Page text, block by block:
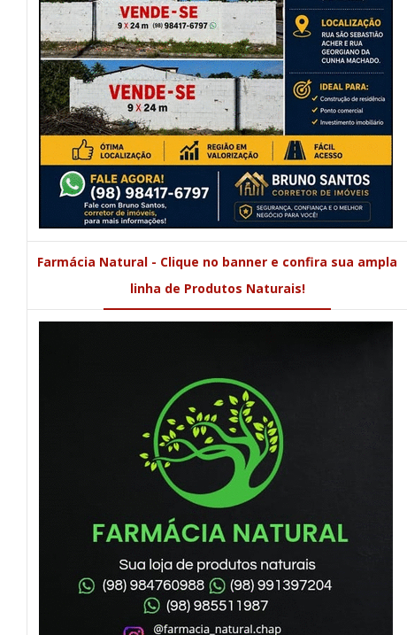
Farmácia Natural - Clique no banner e confira sua ampla
linha de Produtos Naturais!